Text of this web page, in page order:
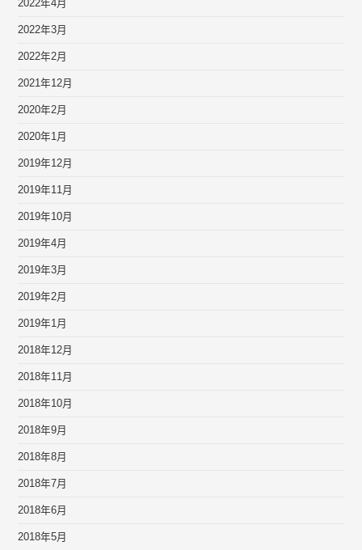
2022年4月
2022年3月
2022年2月
2021年12月
2020年2月
2020年1月
2019年12月
2019年11月
2019年10月
2019年4月
2019年3月
2019年2月
2019年1月
2018年12月
2018年11月
2018年10月
2018年9月
2018年8月
2018年7月
2018年6月
2018年5月